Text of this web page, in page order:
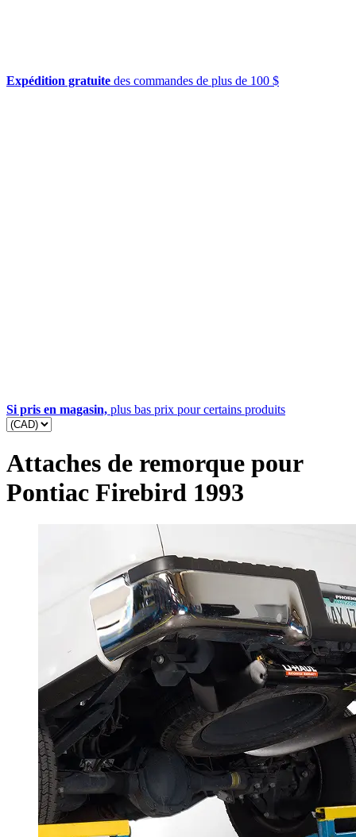
Expédition gratuite des commandes de plus de 100 $
Si pris en magasin, plus bas prix pour certains produits
Attaches de remorque pour
Pontiac Firebird 1993